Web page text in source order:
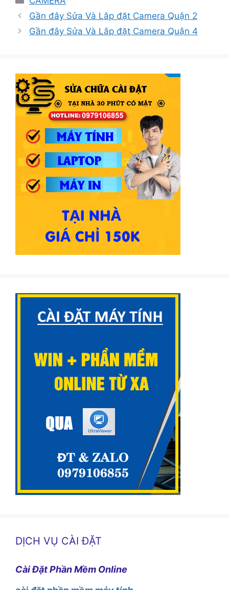
mục
Gần đây Sửa Và Lắp đặt Camera Quận 2
Gần đây Sửa Và Lắp đặt Camera Quận 4
DỊCH VỤ CÀI ĐẶT
Cài Đặt Phần Mềm Online